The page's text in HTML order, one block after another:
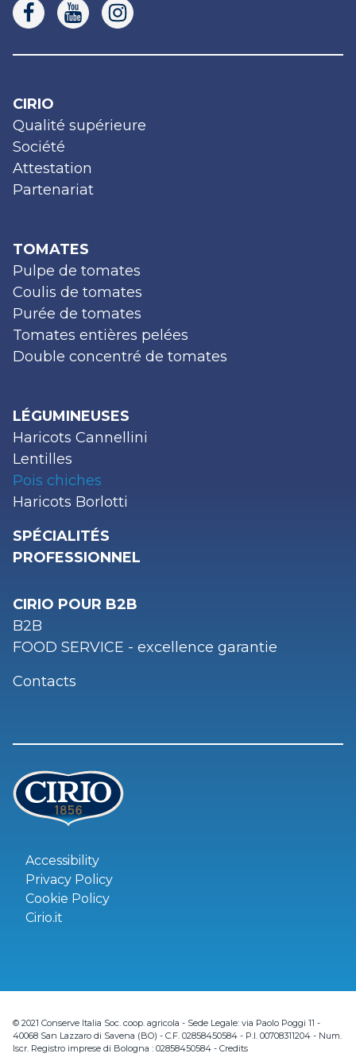
CIRIO
Qualité supérieure
Société
Attestation
Partenariat
TOMATES
Pulpe de tomates
Coulis de tomates
Purée de tomates
Tomates entières pelées
Double concentré de tomates
LÉGUMINEUSES
Haricots Cannellini
Lentilles
Pois chiches
Haricots Borlotti
SPÉCIALITÉS
PROFESSIONNEL
CIRIO POUR B2B
B2B
FOOD SERVICE - excellence garantie
Contacts
Accessibility
Privacy Policy
Cookie Policy
Cirio.it
© 2021 Conserve Italia Soc. coop. agricola - Sede Legale: via Paolo Poggi 11 -
40068 San Lazzaro di Savena (BO) - C.F. 02858450584 - P.I. 00708311204 - Num.
Iscr. Registro imprese di Bologna : 02858450584 - Credits